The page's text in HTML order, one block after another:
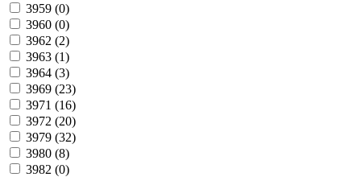
3959 (0)
3960 (0)
3962 (2)
3963 (1)
3964 (3)
3969 (23)
3971 (16)
3972 (20)
3979 (32)
3980 (8)
3982 (0)